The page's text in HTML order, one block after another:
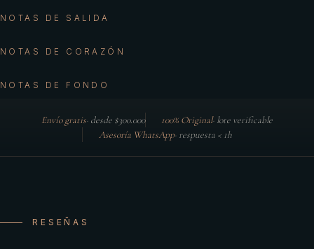
NOTAS DE SALIDA
NOTAS DE CORAZÓN
NOTAS DE FONDO
Envío gratis· desde $300.000 100% Original· lote verificable
Asesoría WhatsApp· respuesta < 1h
RESEÑAS